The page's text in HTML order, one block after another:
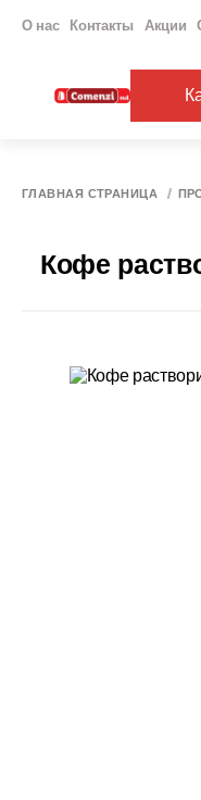
О нас Контакты Акции
ГЛАВНАЯ СТРАНИЦА
Кофе